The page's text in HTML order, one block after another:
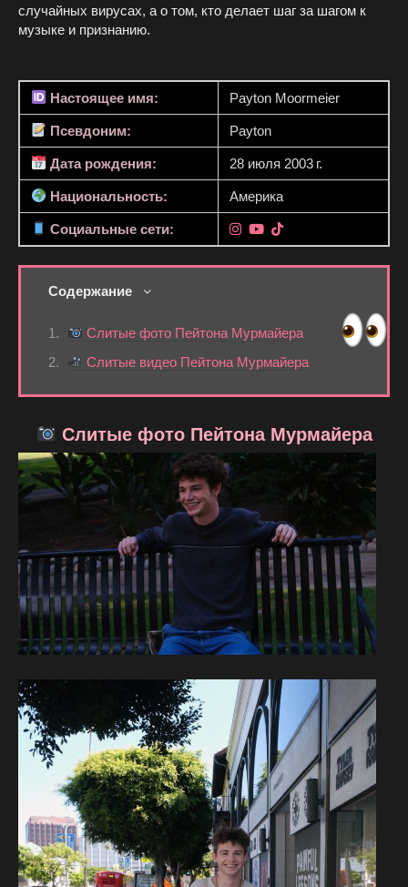
случайных вирусах, а о том, кто делает шаг за шагом к
музыке и признанию.
Настоящее имя: Payton Moormeier
Псевдоним: Payton
Дата рождения: 28 июля 2003 г.
Национальность: Америка
Социальные сети:
Содержание
Слитые фото Пейтона Мурмайера
Слитые видео Пейтона Мурмайера
Слитые фото Пейтона Мурмайера